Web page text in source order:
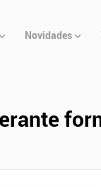
Novidades